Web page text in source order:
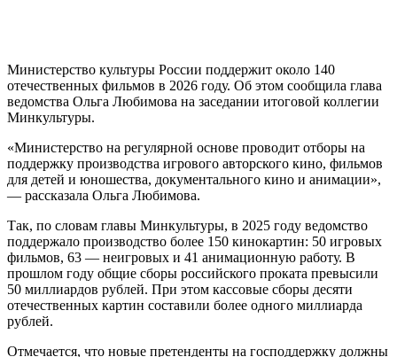
Министерство культуры России поддержит около 140
отечественных фильмов в 2026 году. Об этом сообщила глава
ведомства Ольга Любимова на заседании итоговой коллегии
Минкультуры.
«Министерство на регулярной основе проводит отборы на
поддержку производства игрового авторского кино, фильмов
для детей и юношества, документального кино и анимации»,
— рассказала Ольга Любимова.
Так, по словам главы Минкультуры, в 2025 году ведомство
поддержало производство более 150 кинокартин: 50 игровых
фильмов, 63 — неигровых и 41 анимационную работу. В
прошлом году общие сборы российского проката превысили
50 миллиардов рублей. При этом кассовые сборы десяти
отечественных картин составили более одного миллиарда
рублей.
Отмечается, что новые претенденты на господдержку должны